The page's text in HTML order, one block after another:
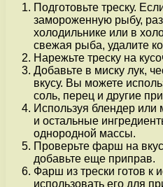
Подготовьте треску.
замороженную рыбу,
холодильнике или в
свежая рыба, удалите
Нарежьте треску на
Добавьте в миску лук,
вкусу. Вы можете
соль, перец и другие
Используя блендер или
и остальные
однородной массы.
Проверьте фарш на
добавьте еще приправ.
Фарш из трески готов к
использовать его для